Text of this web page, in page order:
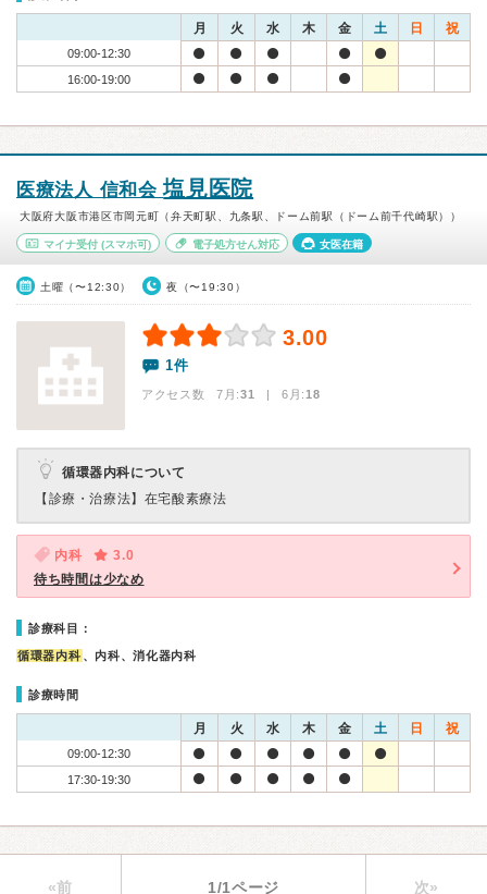
月 火 水 木 金 土 日 祝
09:00-12:30
16:00-19:00
医療法人 信和会塩見医院
大阪府大阪市港区市岡元町（弁天町駅、九条駅、ドーム前駅（ドーム前千代崎駅））
マイナ受付 (スマホ可) 電子処方せん対応 女医在籍
土曜（〜12:30） 夜（〜19:30）
3.00
1件
アクセス数 7月:31 | 6月:18
循環器内科について
【診療・治療法】 在宅酸素療法
内科
3.0
待ち時間は少なめ
診療科目：
循環器内科 、内科、消化器内科
診療時間
月 火 水 木 金 土 日 祝
09:00-12:30
17:30-19:30
«前 1/1ページ 次»